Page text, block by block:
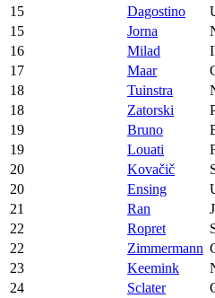
15
Dagostino
15
Jorna
16
Milad
17
Maar
18
Tuinstra
18
Zatorski
19
Bruno
19
Louati
20
Kovačič
20
Ensing
21
Ran
22
Ropret
22
Zimmermann
23
Keemink
24
Sclater